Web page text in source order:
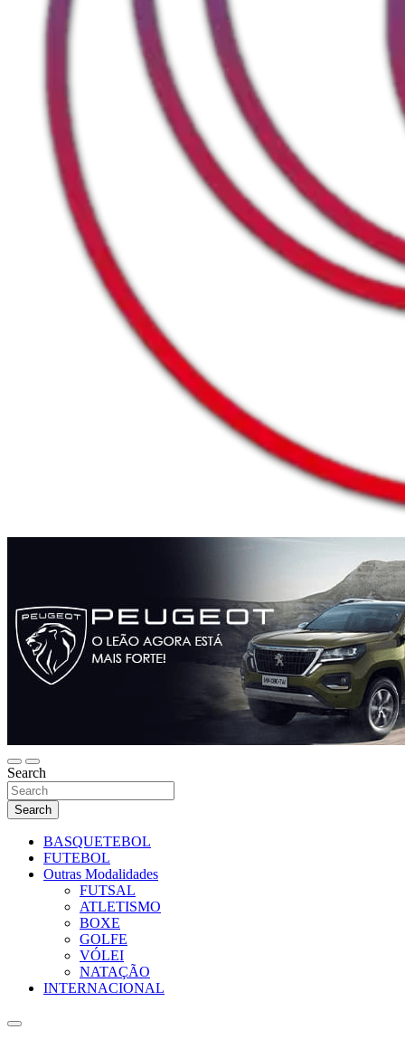
Search
Search
BASQUETEBOL
FUTEBOL
Outras Modalidades
FUTSAL
ATLETISMO
BOXE
GOLFE
VÓLEI
NATAÇÃO
INTERNACIONAL